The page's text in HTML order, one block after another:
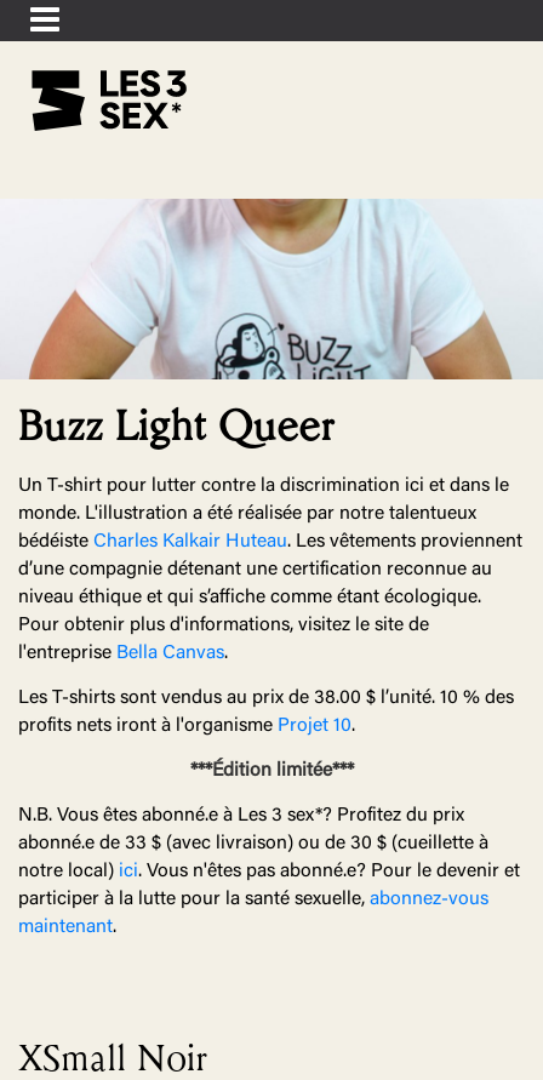
Buzz Light Queer
Un T-shirt pour lutter contre la discrimination ici et dans le
monde. L'illustration a été réalisée par notre talentueux
bédéiste Charles Kalkair Huteau. Les vêtements proviennent
d’une compagnie détenant une certification reconnue au
niveau éthique et qui s’affiche comme étant écologique.
Pour obtenir plus d'informations, visitez le site de
l'entreprise Bella Canvas.
Les T-shirts sont vendus au prix de 38.00 $ l’unité. 10 % des
profits nets iront à l'organisme Projet 10.
***Édition limitée***
N.B. Vous êtes abonné.e à Les 3 sex*? Profitez du prix
abonné.e de 33 $ (avec livraison) ou de 30 $ (cueillette à
notre local) ici. Vous n'êtes pas abonné.e? Pour le devenir et
participer à la lutte pour la santé sexuelle, abonnez-vous
maintenant.
XSmall Noir